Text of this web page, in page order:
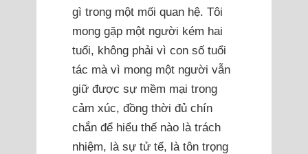
gì trong một mối quan hệ. Tôi
mong gặp một người kém hai
tuổi, không phải vì con số tuổi
tác mà vì mong một người vẫn
giữ được sự mềm mại trong
cảm xúc, đồng thời đủ chín
chắn để hiểu thế nào là trách
nhiệm, là sự tử tế, là tôn trọng